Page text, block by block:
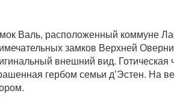
Валь, расположенный коммуне
замков Верхней
внешний вид.
гербом семьи д’Эстен. На